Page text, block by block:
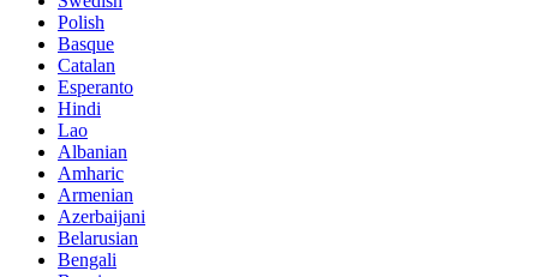
Polish
Basque
Catalan
Esperanto
Hindi
Lao
Albanian
Amharic
Armenian
Azerbaijani
Belarusian
Bengali